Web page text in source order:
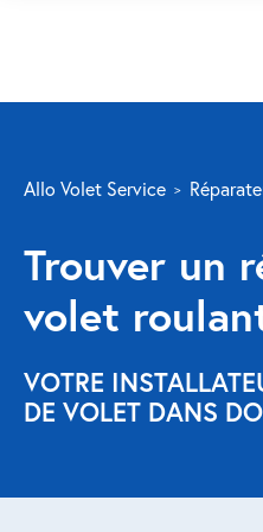
Volet roulant
Réparation
Volet roulant Velux
Réparation store banne
Allo Volet Service
Trouver un
volet
VOTRE
DE VOLET DANS